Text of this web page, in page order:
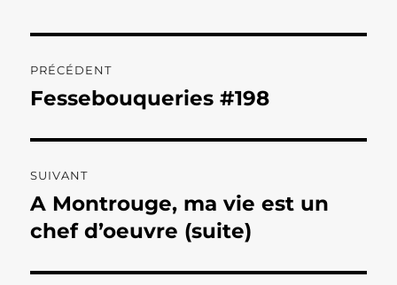
de
PRÉCÉDENT
Publication
Fessebouqueries #198
SUIVANT
Publication
suivante :
A Montrouge, ma vie est un
chef d’oeuvre (suite)